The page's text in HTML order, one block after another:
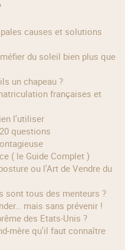
un chapeau ?
l'utiliser
questions
( le Guide Complet )
sont tous des menteurs ?
mais sans prévenir !
des Etats-Unis ?